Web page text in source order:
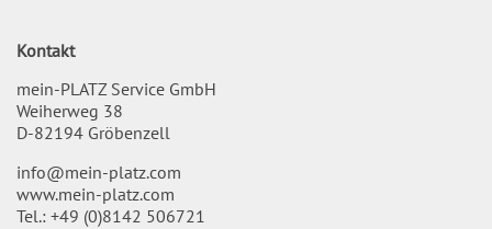
Kontakt
mein-PLATZ Service GmbH
Weiherweg 38
D-82194 Gröbenzell
info@mein-platz.com
www.mein-platz.com
Tel.: +49 (0)8142 506721